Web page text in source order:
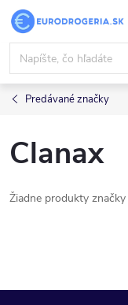
Prejsť
obsah
Predávané značky
Clanax
Žiadne produkty značky